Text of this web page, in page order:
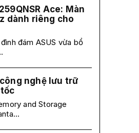
Ace: Màn
dành riêng cho
đám ASUS vừa bổ
nghệ lưu trữ
and Storage